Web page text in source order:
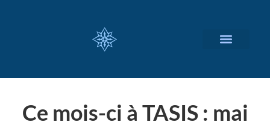
Ce mois-ci à TASIS : mai